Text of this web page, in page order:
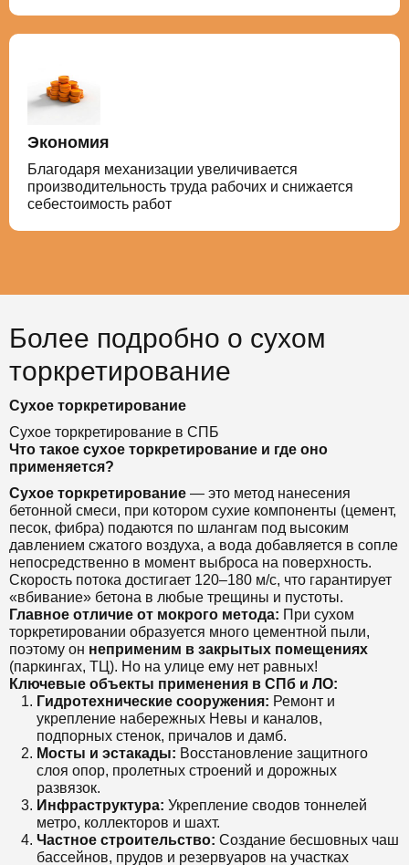
Экономия
Благодаря механизации увеличивается
производительность труда рабочих и снижается
себестоимость работ
Более подробно о сухом
торкретирование
Сухое торкретирование
Сухое торкретирование в СПБ
Что такое сухое торкретирование и где оно
применяется?
Сухое торкретирование — это метод нанесения
бетонной смеси, при котором сухие компоненты (цемент,
песок, фибра) подаются по шлангам под высоким
давлением сжатого воздуха, а вода добавляется в сопле
непосредственно в момент выброса на поверхность.
Скорость потока достигает 120–180 м/с, что гарантирует
«вбивание» бетона в любые трещины и пустоты.
Главное отличие от мокрого метода: При сухом
торкретировании образуется много цементной пыли,
поэтому он неприменим в закрытых помещениях
(паркингах, ТЦ). Но на улице ему нет равных!
Ключевые объекты применения в СПб и ЛО:
Гидротехнические сооружения: Ремонт и
укрепление набережных Невы и каналов,
подпорных стенок, причалов и дамб.
Мосты и эстакады: Восстановление защитного
слоя опор, пролетных строений и дорожных
развязок.
Инфраструктура: Укрепление сводов тоннелей
метро, коллекторов и шахт.
Частное строительство: Создание бесшовных чаш
бассейнов, прудов и резервуаров на участках